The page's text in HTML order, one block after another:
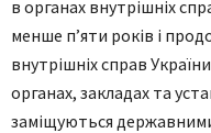
в органах внутрішніх
менше п’яти років і
внутрішніх справ
органах, закладах та
заміщуються